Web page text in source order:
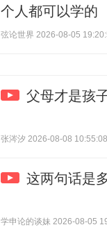
个人都可以学的
弦论世界 2026-08-05
父母才是孩
张涔汐 2026-08-08 10:55:08
这两句话是
学申论的谈妹 2026-08-05